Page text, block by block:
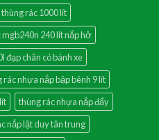
thùng rác 1000 lít
mgb240n 240 lít nắp hở
đạp chân có bánh xe
rác nhựa nắp bập bênh 9 lít
thùng rác nhựa nắp đẩy
nắp lật duy tân trung